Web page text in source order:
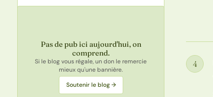
Pas de pub ici aujourd'hui, on
comprend.
Si le blog vous régale, un don le remercie
mieux qu'une bannière.
Soutenir le blog →
Étape
4